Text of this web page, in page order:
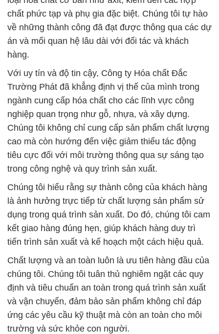
chất phức tạp và phụ gia đặc biệt. Chúng tôi tự hào
về những thành công đã đạt được thông qua các dự
án và mối quan hệ lâu dài với đối tác và khách
hàng.
Với uy tín và độ tin cậy, Công ty Hóa chất Đắc
Trường Phát đã khẳng định vị thế của mình trong
ngành cung cấp hóa chất cho các lĩnh vực công
nghiệp quan trọng như gỗ, nhựa, và xây dựng.
Chúng tôi không chỉ cung cấp sản phẩm chất lượng
cao mà còn hướng đến việc giảm thiểu tác động
tiêu cực đối với môi trường thông qua sự sáng tạo
trong công nghệ và quy trình sản xuất.
Chúng tôi hiểu rằng sự thành công của khách hàng
là ảnh hưởng trực tiếp từ chất lượng sản phẩm sử
dụng trong quá trình sản xuất. Do đó, chúng tôi cam
kết giao hàng đúng hẹn, giúp khách hàng duy trì
tiến trình sản xuất và kế hoạch một cách hiệu quả.
Chất lượng và an toàn luôn là ưu tiên hàng đầu của
chúng tôi. Chúng tôi tuân thủ nghiêm ngặt các quy
định và tiêu chuẩn an toàn trong quá trình sản xuất
và vận chuyển, đảm bảo sản phẩm không chỉ đáp
ứng các yêu cầu kỹ thuật mà còn an toàn cho môi
trường và sức khỏe con người.